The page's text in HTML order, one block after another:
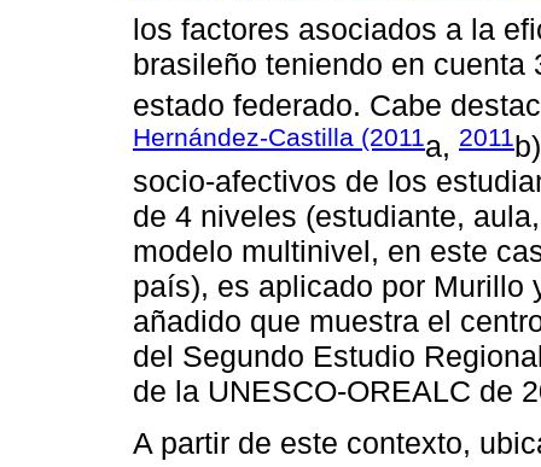
los factores asociados a la
brasileño teniendo en
estado federado. Cabe
Hernández-Castilla (2011a, 2011
socio-afectivos de los
de 4 niveles (estudiante,
modelo multinivel, en este
país), es aplicado por Murillo
añadido que muestra el
del Segundo Estudio
de la UNESCO-OREALC de
A partir de este contexto,